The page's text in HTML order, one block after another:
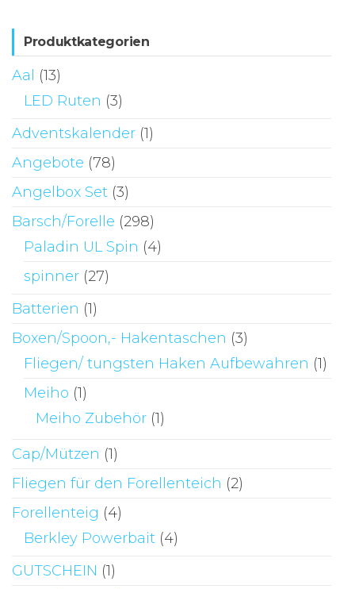
Produktkategorien
Aal
(13)
LED Ruten (3)
Adventskalender (1)
Angebote (78)
Angelbox Set (3)
Barsch/Forelle (298)
Paladin UL Spin (4)
spinner (27)
Batterien (1)
Boxen/Spoon,- Hakentaschen (3)
Fliegen/ tungsten Haken Aufbewahren (1)
Meiho (1)
Meiho Zubehör (1)
Cap/Mützen (1)
Fliegen für den Forellenteich (2)
Forellenteig (4)
Berkley Powerbait (4)
GUTSCHEIN (1)